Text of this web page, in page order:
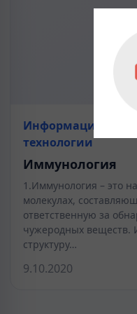
Информационно
технологии
Иммунология
1.Иммунология – это
молекулах,
ответственную за
чужеродных веществ.
структуру…
9.10.2020